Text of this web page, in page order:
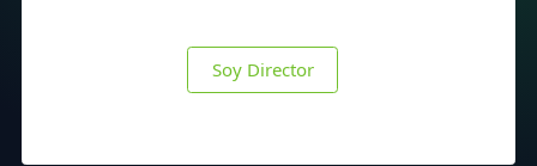
Soy Director